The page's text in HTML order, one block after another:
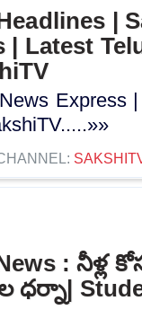
|
| Latest
Express
: నీళ్ల
ధర్నా|